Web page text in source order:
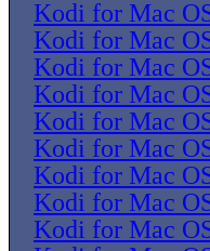
Kodi for Mac
Kodi for Mac
Kodi for Mac
Kodi for Mac
Kodi for Mac
Kodi for Mac
Kodi for Mac
Kodi for Mac
Kodi for Mac